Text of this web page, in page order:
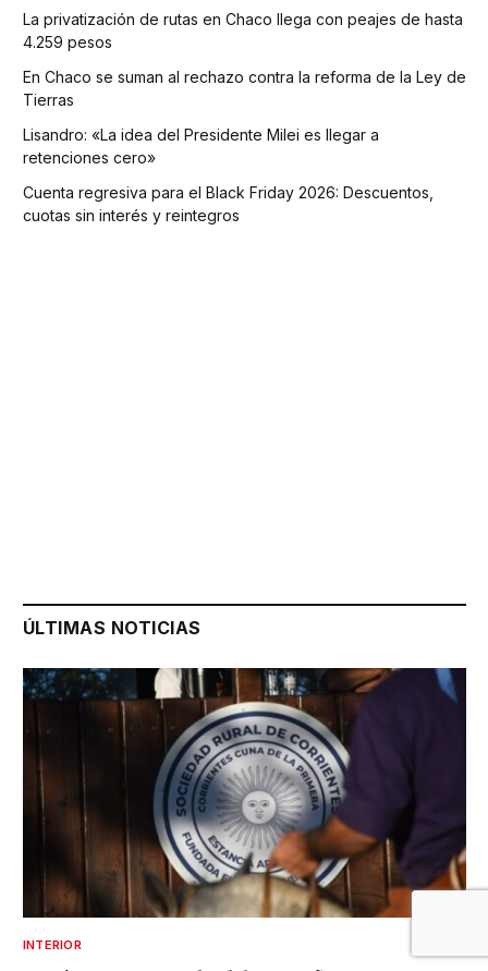
La privatización de rutas en Chaco llega con peajes de hasta
4.259 pesos
En Chaco se suman al rechazo contra la reforma de la Ley de
Tierras
Lisandro: «La idea del Presidente Milei es llegar a
retenciones cero»
Cuenta regresiva para el Black Friday 2026: Descuentos,
cuotas sin interés y reintegros
ÚLTIMAS NOTICIAS
INTERIOR